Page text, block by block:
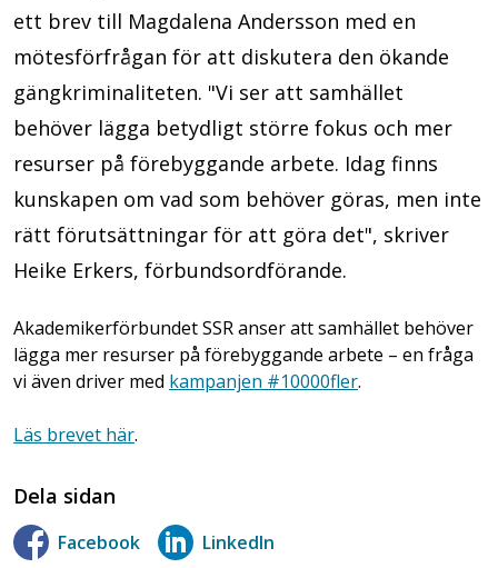
ett brev till Magdalena Andersson med en
mötesförfrågan för att diskutera den ökande
gängkriminaliteten. "Vi ser att samhället
behöver lägga betydligt större fokus och mer
resurser på förebyggande arbete. Idag finns
kunskapen om vad som behöver göras, men inte
rätt förutsättningar för att göra det", skriver
Heike Erkers, förbundsordförande.
Akademikerförbundet SSR anser att samhället behöver
lägga mer resurser på förebyggande arbete – en fråga
vi även driver med kampanjen #10000fler.
Läs brevet här.
Dela sidan
Facebook LinkedIn